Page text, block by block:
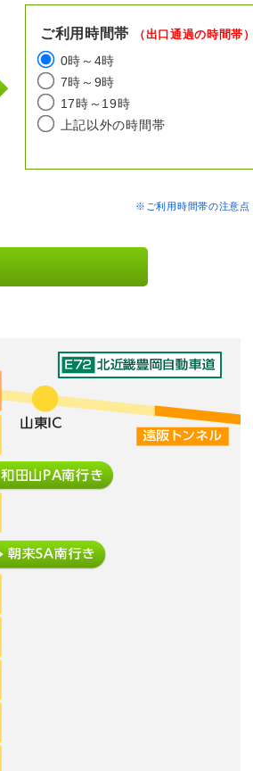
ご利用時間帯 （出口通過の時間帯
0時～4時
7時～9時
17時～19時
上記以外の時間帯
※ご利用時間帯の注意